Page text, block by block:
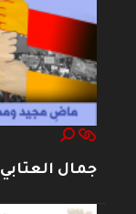
جمال العتابي